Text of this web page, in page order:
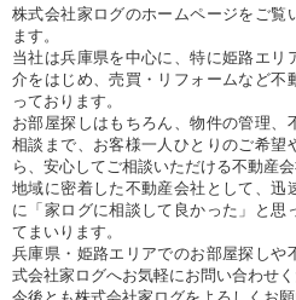
株式会社家ログのホームページをご覧
ます。
当社は兵庫県を中心に、特に姫路エリ
介をはじめ、売買・リフォームなど不
っております。
お部屋探しはもちろん、物件の管理
相談まで、お客様一人ひとりのご希望
ら、安心してご相談いただける不動産
地域に密着した不動産会社として、迅
に「家ログに相談して良かった」と思
てまいります。
兵庫県・姫路エリアでのお部屋探しや
式会社家ログへお気軽にお問い合わせく